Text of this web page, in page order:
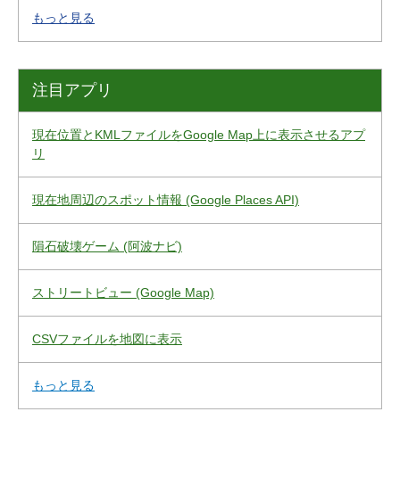
もっと見る
注目アプリ
現在位置とKMLファイルをGoogle Map上に表示させるアプ
リ
現在地周辺のスポット情報 (Google Places API)
隕石破壊ゲーム (阿波ナビ)
ストリートビュー (Google Map)
CSVファイルを地図に表示
もっと見る